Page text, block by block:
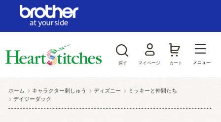
探す マイページ カート メニュー
ホーム > キャラクター刺しゅう >ディズニー > ミッキーと仲間たち
>デイジーダック
ログイン/新規会員登録